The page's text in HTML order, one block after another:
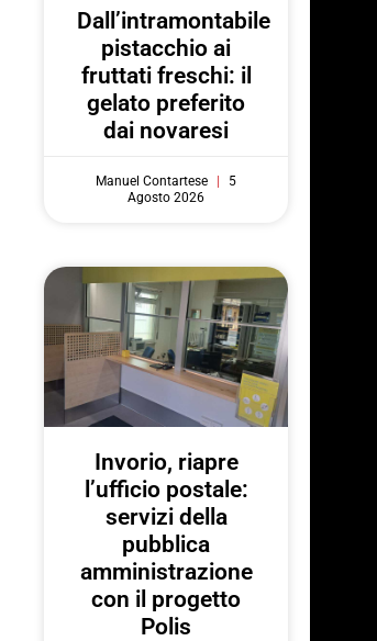
Dall’intramontabile
pistacchio ai
fruttati freschi: il
gelato preferito
dai novaresi
Manuel Contartese
5
Agosto 2026
Invorio, riapre
l’ufficio postale:
servizi della
pubblica
amministrazione
con il progetto
Polis